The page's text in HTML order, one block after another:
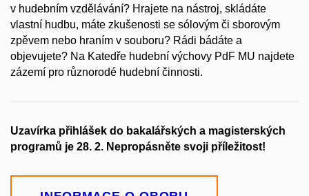
v hudebním vzdělávání? Hrajete na nástroj, skládáte
vlastní hudbu, máte zkušenosti se sólovým či sborovým
zpěvem nebo hraním v souboru? Rádi bádáte a
objevujete? Na Katedře hudební výchovy PdF MU najdete
zázemí pro různorodé hudební činnosti.
Uzavírka přihlášek do bakalářských a magisterských
programů je 28. 2. Nepropásněte svoji příležitost!